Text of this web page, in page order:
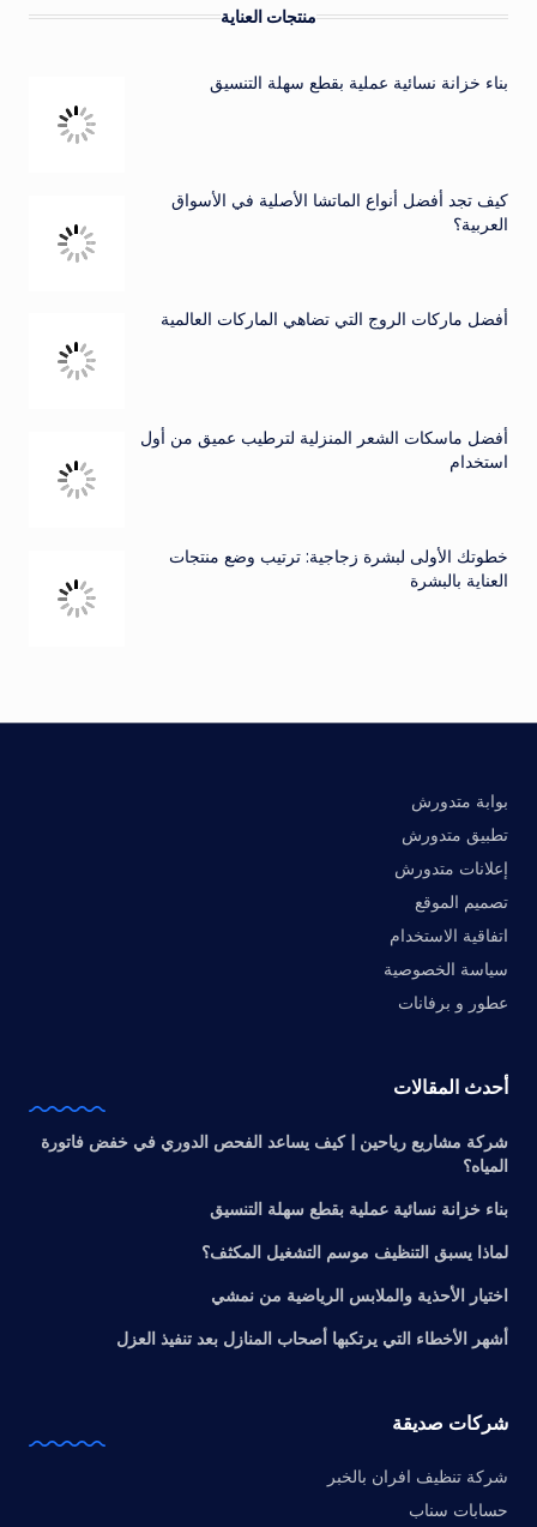
منتجات العناية
بناء خزانة نسائية عملية بقطع سهلة التنسيق
كيف تجد أفضل أنواع الماتشا الأصلية في الأسواق
العربية؟
أفضل ماركات الروج التي تضاهي الماركات العالمية
أفضل ماسكات الشعر المنزلية لترطيب عميق من أول
استخدام
خطوتك الأولى لبشرة زجاجية: ترتيب وضع منتجات
العناية بالبشرة
بوابة متدورش
تطبيق متدورش
إعلانات متدورش
تصميم الموقع
اتفاقية الاستخدام
سياسة الخصوصية
عطور و برفانات
أحدث المقالات
شركة مشاريع رياحين | كيف يساعد الفحص الدوري في خفض فاتورة
المياه؟
بناء خزانة نسائية عملية بقطع سهلة التنسيق
لماذا يسبق التنظيف موسم التشغيل المكثف؟
اختيار الأحذية والملابس الرياضية من نمشي
أشهر الأخطاء التي يرتكبها أصحاب المنازل بعد تنفيذ العزل
شركات صديقة
شركة تنظيف افران بالخبر
حسابات سناب